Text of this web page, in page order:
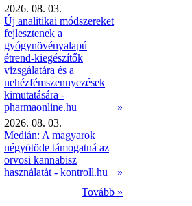
2026. 08. 03.
Új analitikai módszereket
fejlesztenek a
gyógynövényalapú
étrend-kiegészítők
vizsgálatára és a
nehézfémszennyezések
kimutatására -
pharmaonline.hu
»
2026. 08. 03.
Medián: A magyarok
négyötöde támogatná az
orvosi kannabisz
használatát - kontroll.hu
»
Tovább »